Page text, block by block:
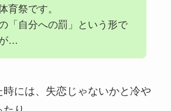
育祭です。
「自分への罰」という形で
…
には、失恋じゃないかと冷や